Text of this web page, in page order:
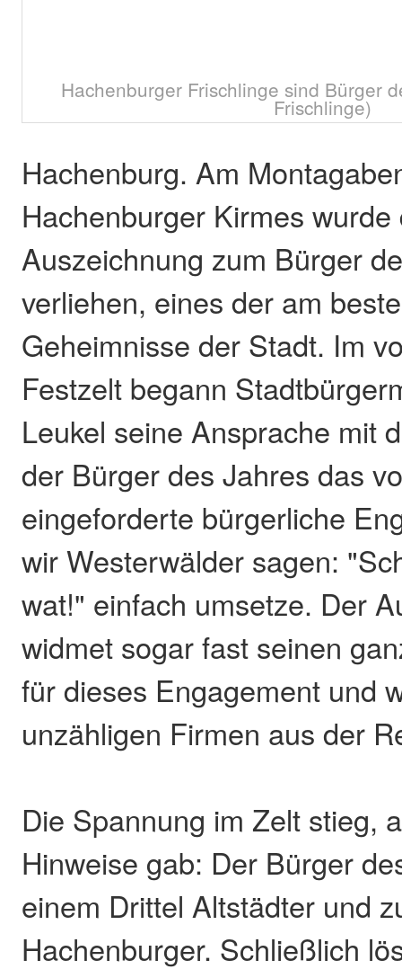
Hachenburger Frischlinge sind Bürger
Frischlinge)
Hachenburg. Am
Hachenburger Kirmes
Auszeichnung zum Bürger
verliehen, eines der am
Geheimnisse der Stadt. Im
Festzelt begann
Leukel seine Ansprache mit
der Bürger des Jahres das
eingeforderte bürgerliche
wir Westerwälder sagen:
wat!" einfach umsetze. Der
widmet sogar fast seinen
für dieses Engagement und
unzähligen Firmen aus der
Die Spannung im Zelt stieg,
Hinweise gab: Der Bürger
einem Drittel Altstädter und
Hachenburger. Schließlich